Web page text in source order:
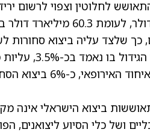
כך שלצד עליה ביצוא סחורות
מתמדת ומהווים
ביצוא הישראלי אינה
ושל כלי הסיוע ליצואנים,